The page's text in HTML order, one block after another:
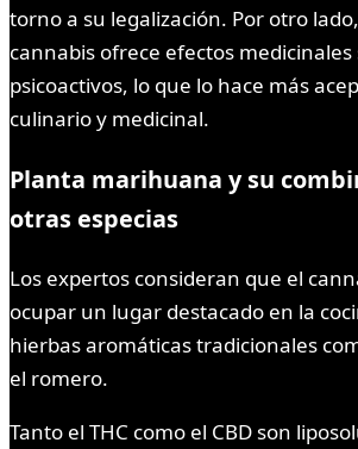
torno a su legalización. Por otro
cannabis ofrece efectos
psicoactivos, lo que lo hace más
culinario y medicinal.
Planta marihuana y su
otras especias
Los expertos consideran que el
ocupar un lugar destacado en la
hierbas aromáticas tradicionales
el romero.
Tanto el THC como el CBD son